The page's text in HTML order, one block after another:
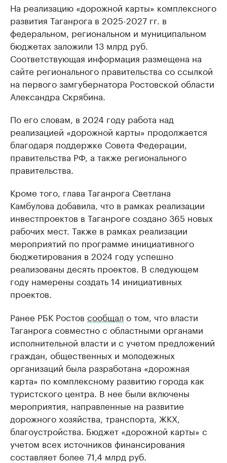
На реализацию «дорожной карты» комплексного
развития Таганрога в 2025-2027 гг. в
федеральном, региональном и муниципальном
бюджетах заложили 13 млрд руб.
Соответствующая информация размещена на
сайте регионального правительства со ссылкой
на первого замгубернатора Ростовской области
Александра Скрябина.
По его словам, в 2024 году работа над
реализацией «дорожной карты» продолжается
благодаря поддержке Совета Федерации,
правительства РФ, а также регионального
правительства.
Кроме того, глава Таганрога Светлана
Камбулова добавила, что в рамках реализации
инвестпроектов в Таганроге создано 365 новых
рабочих мест. Также в рамках реализации
мероприятий по программе инициативного
бюджетирования в 2024 году успешно
реализованы десять проектов. В следующем
году намерены создать 14 инициативных
проектов.
Ранее РБК Ростов сообщал о том, что власти
Таганрога совместно с областными органами
исполнительной власти и с учетом предложений
граждан, общественных и молодежных
организаций была разработана «дорожная
карта» по комплексному развитию города как
туристского центра. В нее были включены
мероприятия, направленные на развитие
дорожного хозяйства, транспорта, ЖКХ,
благоустройства. Бюджет «дорожной карты» с
учетом всех источников финансирования
составляет более 71,4 млрд руб.